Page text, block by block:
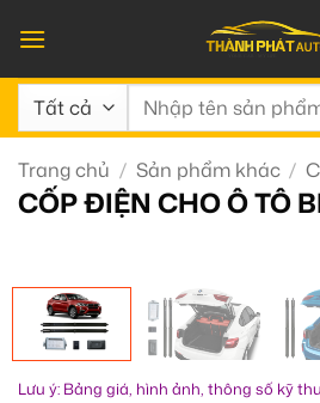
qua
nội
dung
Tìm
Trang chủ / Sản phẩm khác /
CỐP ĐIỆN CHO Ô TÔ
Lưu ý: Bảng giá, hình ảnh, thông số kỹ